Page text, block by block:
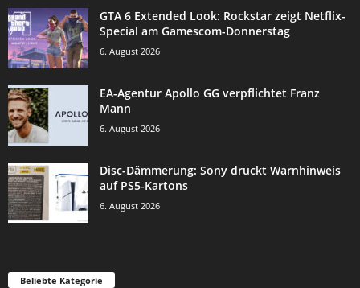
GTA 6 Extended Look: Rockstar zeigt Netflix-
Special am Gamescom-Donnerstag
6. August 2026
EA-Agentur Apollo GG verpflichtet Franz
Mann
6. August 2026
Disc-Dämmerung: Sony druckt Warnhinweis
auf PS5-Kartons
6. August 2026
Beliebte Kategorie